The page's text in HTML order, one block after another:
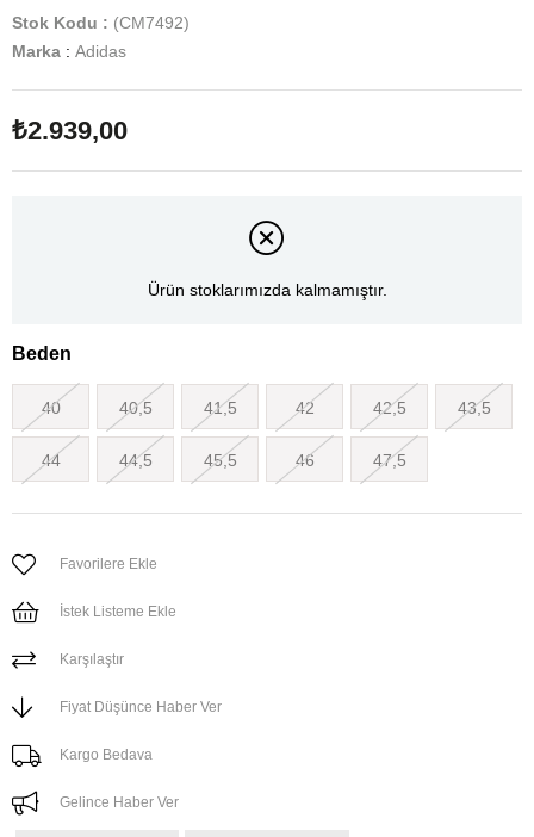
Stok Kodu
(CM7492)
Marka : Adidas
₺2.939,00
Ürün stoklarımızda kalmamıştır.
Beden
40 40,5 41,5 42 42,5 43,5
44 44,5 45,5 46 47,5
Favorilere Ekle
İstek Listeme Ekle
Karşılaştır
Fiyat Düşünce Haber Ver
Kargo Bedava
Gelince Haber Ver